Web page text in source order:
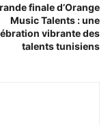
finale d’Orange
Music Talents : une
vibrante des
talents tunisiens